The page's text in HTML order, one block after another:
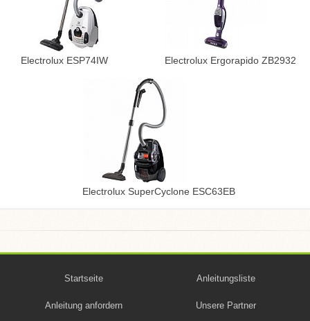
Electrolux ESP74IW Electrolux Ergorapido ZB2932
Electrolux SuperCyclone ESC63EB
Startseite Anleitungsliste
Anleitung anfordern Unsere Partner